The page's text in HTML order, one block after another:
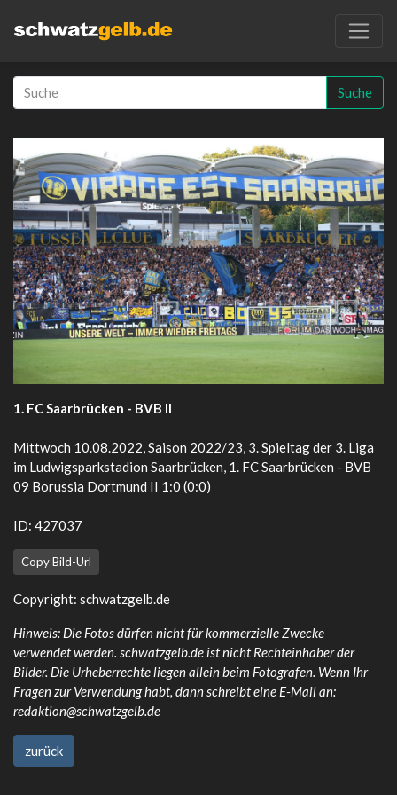
Suche
1. FC Saarbrücken - BVB II
Mittwoch 10.08.2022, Saison 2022/23, 3. Spieltag der 3. Liga
im Ludwigsparkstadion Saarbrücken, 1. FC Saarbrücken - BVB
09 Borussia Dortmund II 1:0 (0:0)
ID: 427037
Copy Bild-Url
Copyright: schwatzgelb.de
Hinweis: Die Fotos dürfen nicht für kommerzielle Zwecke
verwendet werden. schwatzgelb.de ist nicht Rechteinhaber der
Bilder. Die Urheberrechte liegen allein beim Fotografen. Wenn Ihr
Fragen zur Verwendung habt, dann schreibt eine E-Mail an:
redaktion@schwatzgelb.de
zurück